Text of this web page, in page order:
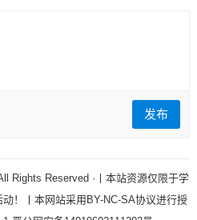
发布
Rights Reserved ·丨本站资源仅限于学
！丨本网站采用BY-NC-SA协议进行授